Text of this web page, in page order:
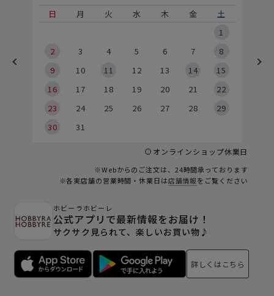
日
月 火 水 木 金
土
1
2
3 4 5 6 7
8
9
10 11 12 13 14
15
16
17 18 19 20 21
22
23
24 25 26 27 28
29
30
31
オンラインショップ休業日
※Webからのご注文は、24時間承っております
※各実店舗の営業時間・休業日は店舗情報をご覧ください
ホビーラホビーレ
公式アプリで最新情報をお届け！
サクサク見られて、楽しいお買い物♪
詳しくはこちら